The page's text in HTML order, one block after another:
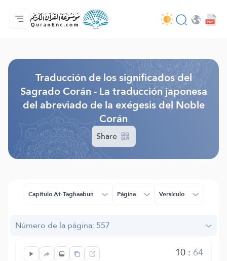
Página principal
Índice de traducciones
Audio
Servicios de desarrolladores - API
Sobre el proyecto
Contáctanos
Idioma
Traducción de los significados del
Sagrado Corán - La traducción japonesa
del abreviado de la exégesis del Noble
Corán
Share
Capítulo At-Taghaabun Página Versículo
Número de la página: 557
10:64